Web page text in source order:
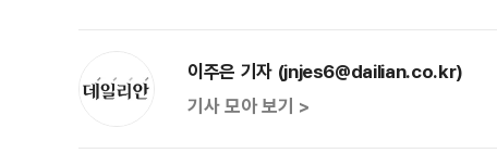
이주은 기자 (jnjes6@dailian.co.kr)
기사 모아 보기 >